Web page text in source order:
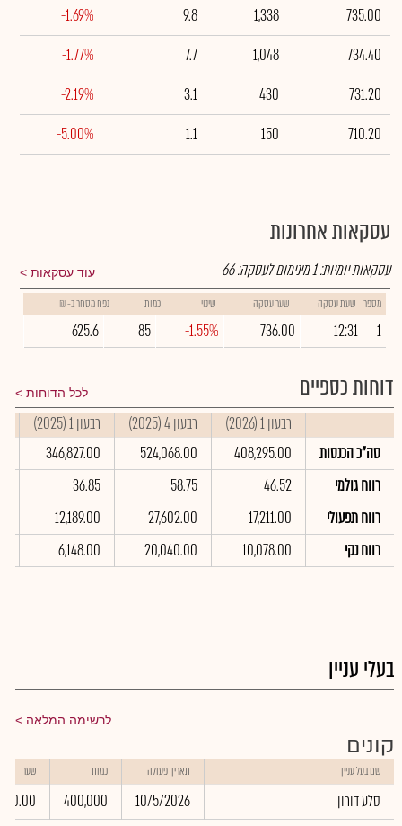
735.00
1,338
9.8
-1.69%
734.40
1,048
7.7
-1.77%
731.20
430
3.1
-2.19%
710.20
150
1.1
-5.00%
עסקאות אחרונות
עוד עסקאות עסקאות יומיות:1מינימום לעסקה:66
מספר שעת עסקה שער עסקה שינוי כמות נפח מסחר ב- ₪
1
12:31
736.00
-1.55%
85
625.6
דוחות כספיים לכל הדוחות
רבעון 1 (2026) רבעון 4 (2025) רבעון 1 (2025)
סה"כ הכנסות
408,295.00
524,068.00
346,827.00
רווח גולמי
46.52
58.75
36.85
רווח תפעולי
17,211.00
27,602.00
12,189.00
רווח נקי
10,078.00
20,040.00
6,148.00
בעלי עניין
לרשימה המלאה
קונים
שם בעל עניין תאריך פעולה כמות שער
סלע דורון 10/5/2026
400,000
0.00